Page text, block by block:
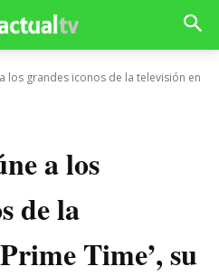
los grandes iconos de la televisión en
a los
de la
Time’, su